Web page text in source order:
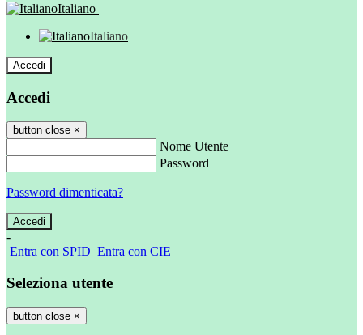
Italiano
Italiano
Accedi
Accedi
button close ×
Nome Utente
Password
Password dimenticata?
-
Entra con SPID Entra con CIE
Seleziona utente
button close ×